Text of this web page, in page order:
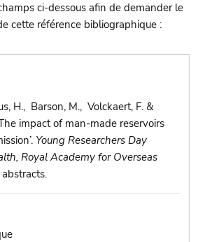
ci-dessous afin de demander le
cette référence bibliographique :
H., Barson, M., Volckaert, F. &
impact of man-made reservoirs
Young Researchers Day
Royal Academy for Overseas